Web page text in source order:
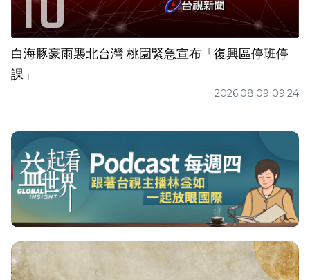
白海豚豪雨襲北台灣 桃園緊急宣布「復興區停班停
課」
2026.08.09 09:24